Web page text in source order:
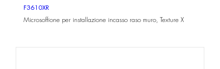
F3610XR
Microsoffione per installazione incasso raso muro, Texture X